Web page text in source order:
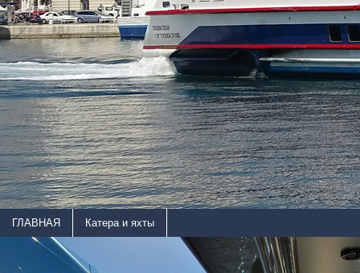
ГЛАВНАЯ Катера и яхты